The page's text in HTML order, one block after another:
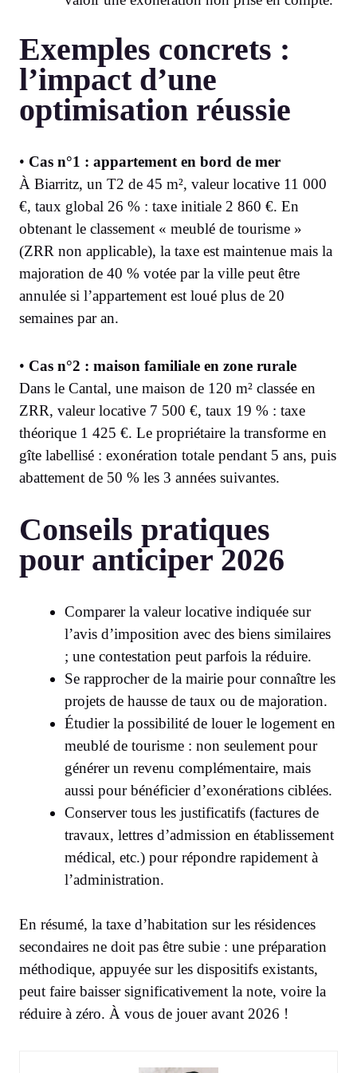
Exemples concrets :
l’impact d’une
optimisation réussie
• Cas n°1 : appartement en bord de mer
À Biarritz, un T2 de 45 m², valeur locative 11 000
€, taux global 26 % : taxe initiale 2 860 €. En
obtenant le classement « meublé de tourisme »
(ZRR non applicable), la taxe est maintenue mais la
majoration de 40 % votée par la ville peut être
annulée si l’appartement est loué plus de 20
semaines par an.
• Cas n°2 : maison familiale en zone rurale
Dans le Cantal, une maison de 120 m² classée en
ZRR, valeur locative 7 500 €, taux 19 % : taxe
théorique 1 425 €. Le propriétaire la transforme en
gîte labellisé : exonération totale pendant 5 ans, puis
abattement de 50 % les 3 années suivantes.
Conseils pratiques
pour anticiper 2026
Comparer la valeur locative indiquée sur
l’avis d’imposition avec des biens similaires
; une contestation peut parfois la réduire.
Se rapprocher de la mairie pour connaître les
projets de hausse de taux ou de majoration.
Étudier la possibilité de louer le logement en
meublé de tourisme : non seulement pour
générer un revenu complémentaire, mais
aussi pour bénéficier d’exonérations ciblées.
Conserver tous les justificatifs (factures de
travaux, lettres d’admission en établissement
médical, etc.) pour répondre rapidement à
l’administration.
En résumé, la taxe d’habitation sur les résidences
secondaires ne doit pas être subie : une préparation
méthodique, appuyée sur les dispositifs existants,
peut faire baisser significativement la note, voire la
réduire à zéro. À vous de jouer avant 2026 !